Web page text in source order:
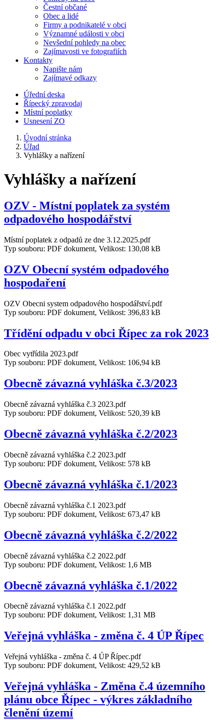
Čestní občané
Obec a lidé
Firmy a podnikatelé v obci
Významné události v obci
Nevšední pohledy na obec
Zajímavosti ve fotografiích
Kontakty
Napište nám
Zajímavé odkazy
Úřední deska
Řípecký zpravodaj
Místní poplatky
Usnesení ZO
Úvodní stránka
Úřad
Vyhlášky a nařízení
Vyhlášky a nařízení
OZV - Místní poplatek za systém
odpadového hospodářství
Místní poplatek z odpadů ze dne 3.12.2025.pdf
Typ souboru: PDF dokument, Velikost: 130,08 kB
OZV Obecní systém odpadového
hospodaření
OZV Obecni system odpadového hospodářství.pdf
Typ souboru: PDF dokument, Velikost: 396,83 kB
Třídění odpadu v obci Řípec za rok 2023
Obec vytřídila 2023.pdf
Typ souboru: PDF dokument, Velikost: 106,94 kB
Obecně závazná vyhláška č.3/2023
Obecně závazná vyhláška č.3 2023.pdf
Typ souboru: PDF dokument, Velikost: 520,39 kB
Obecně závazná vyhláška č.2/2023
Obecně závazná vyhláška č.2 2023.pdf
Typ souboru: PDF dokument, Velikost: 578 kB
Obecně závazná vyhláška č.1/2023
Obecně závazná vyhláška č.1 2023.pdf
Typ souboru: PDF dokument, Velikost: 673,47 kB
Obecně závazná vyhláška č.2/2022
Obecně závazná vyhláška č.2 2022.pdf
Typ souboru: PDF dokument, Velikost: 1,6 MB
Obecně závazná vyhláška č.1/2022
Obecně závazná vyhláška č.1 2022.pdf
Typ souboru: PDF dokument, Velikost: 1,31 MB
Veřejná vyhláška - změna č. 4 ÚP Řípec
Veřejná vyhláška - změna č. 4 ÚP Řípec.pdf
Typ souboru: PDF dokument, Velikost: 429,52 kB
Veřejná vyhláška - Změna č.4 územního
plánu obce Řípec - výkres základního
členění území